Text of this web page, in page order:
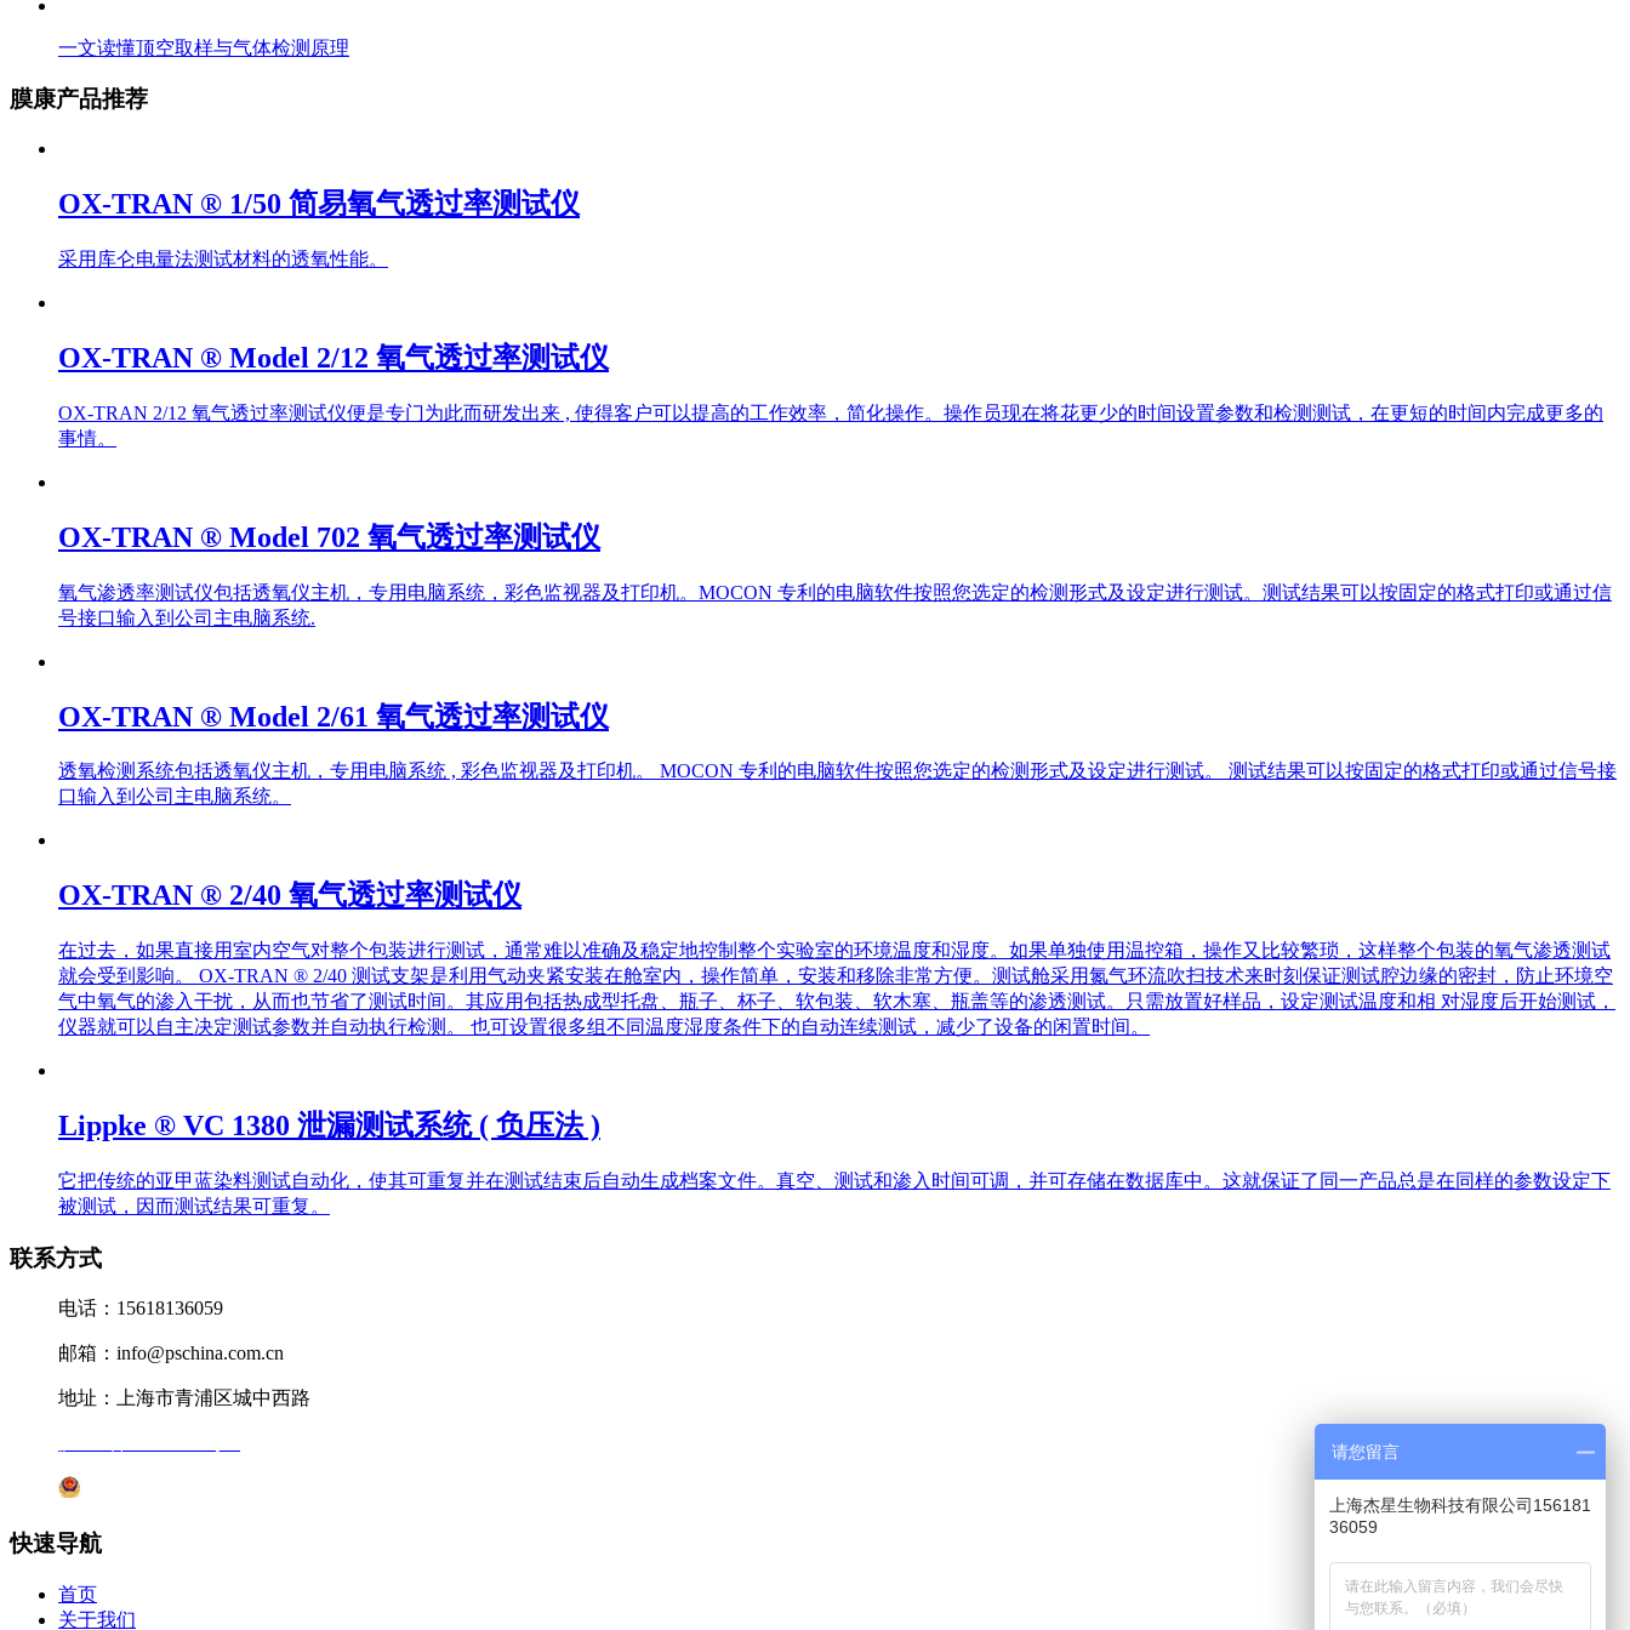
一文读懂顶空取样与气体检测原理
膜康产品推荐
OX-TRAN ® 1/50 简易氧气透过率测试仪
采用库仑电量法测试材料的透氧性能。
OX-TRAN ® Model 2/12 氧气透过率测试仪
OX-TRAN 2/12 氧气透过率测试仪便是专门为此而研发出来 , 使得客户可以提高的工作效率，简化操作。操作员现在将花更少的时间设置参数和检测测试，在更短的时间内完成更多的
事情。
OX-TRAN ® Model 702 氧气透过率测试仪
氧气渗透率测试仪包括透氧仪主机，专用电脑系统，彩色监视器及打印机。MOCON 专利的电脑软件按照您选定的检测形式及设定进行测试。测试结果可以按固定的格式打印或通过信
号接口输入到公司主电脑系统.
OX-TRAN ® Model 2/61 氧气透过率测试仪
透氧检测系统包括透氧仪主机，专用电脑系统 , 彩色监视器及打印机。 MOCON 专利的电脑软件按照您选定的检测形式及设定进行测试。 测试结果可以按固定的格式打印或通过信号接
口输入到公司主电脑系统。
OX-TRAN ® 2/40 氧气透过率测试仪
在过去，如果直接用室内空气对整个包装进行测试，通常难以准确及稳定地控制整个实验室的环境温度和湿度。如果单独使用温控箱，操作又比较繁琐，这样整个包装的氧气渗透测试
就会受到影响。 OX-TRAN ® 2/40 测试支架是利用气动夹紧安装在舱室内，操作简单，安装和移除非常方便。测试舱采用氮气环流吹扫技术来时刻保证测试腔边缘的密封，防止环境空
气中氧气的渗入干扰，从而也节省了测试时间。其应用包括热成型托盘、瓶子、杯子、软包装、软木塞、瓶盖等的渗透测试。只需放置好样品，设定测试温度和相 对湿度后开始测试，
仪器就可以自主决定测试参数并自动执行检测。 也可设置很多组不同温度湿度条件下的自动连续测试，减少了设备的闲置时间。
Lippke ® VC 1380 泄漏测试系统 ( 负压法 )
它把传统的亚甲蓝染料测试自动化，使其可重复并在测试结束后自动生成档案文件。真空、测试和渗入时间可调，并可存储在数据库中。这就保证了同一产品总是在同样的参数设定下
被测试，因而测试结果可重复。
联系方式
电话：15618136059
邮箱：info@pschina.com.cn
地址：上海市青浦区城中西路
快速导航
首页
关于我们
请您留言
上海杰星生物科技有限公司156181
36059